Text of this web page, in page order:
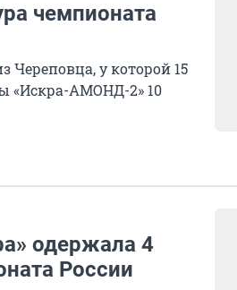
чемпионата
Череповца, у которой 15
«Искра-АМОНД-2» 10
одержала 4
России